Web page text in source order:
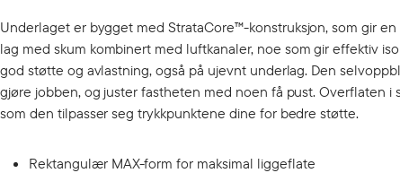
Underlaget er bygget med StrataCore™-konstruksjon, som gir
lag med skum kombinert med luftkanaler, noe som gir effektiv
god støtte og avlastning, også på ujevnt underlag. Den
gjøre jobben, og juster fastheten med noen få pust. Overflaten
som den tilpasser seg trykkpunktene dine for bedre støtte.
Rektangulær MAX-form for maksimal liggeflate